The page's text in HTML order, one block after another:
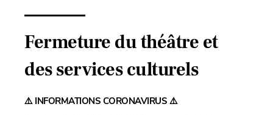
Fermeture du théâtre et
des services culturels
⚠️INFORMATIONS CORONAVIRUS ⚠️